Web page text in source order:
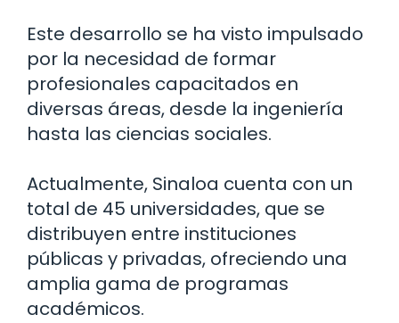
Este desarrollo se ha visto impulsado
por la necesidad de formar
profesionales capacitados en
diversas áreas, desde la ingeniería
hasta las ciencias sociales.
Actualmente, Sinaloa cuenta con un
total de 45 universidades, que se
distribuyen entre instituciones
públicas y privadas, ofreciendo una
amplia gama de programas
académicos.